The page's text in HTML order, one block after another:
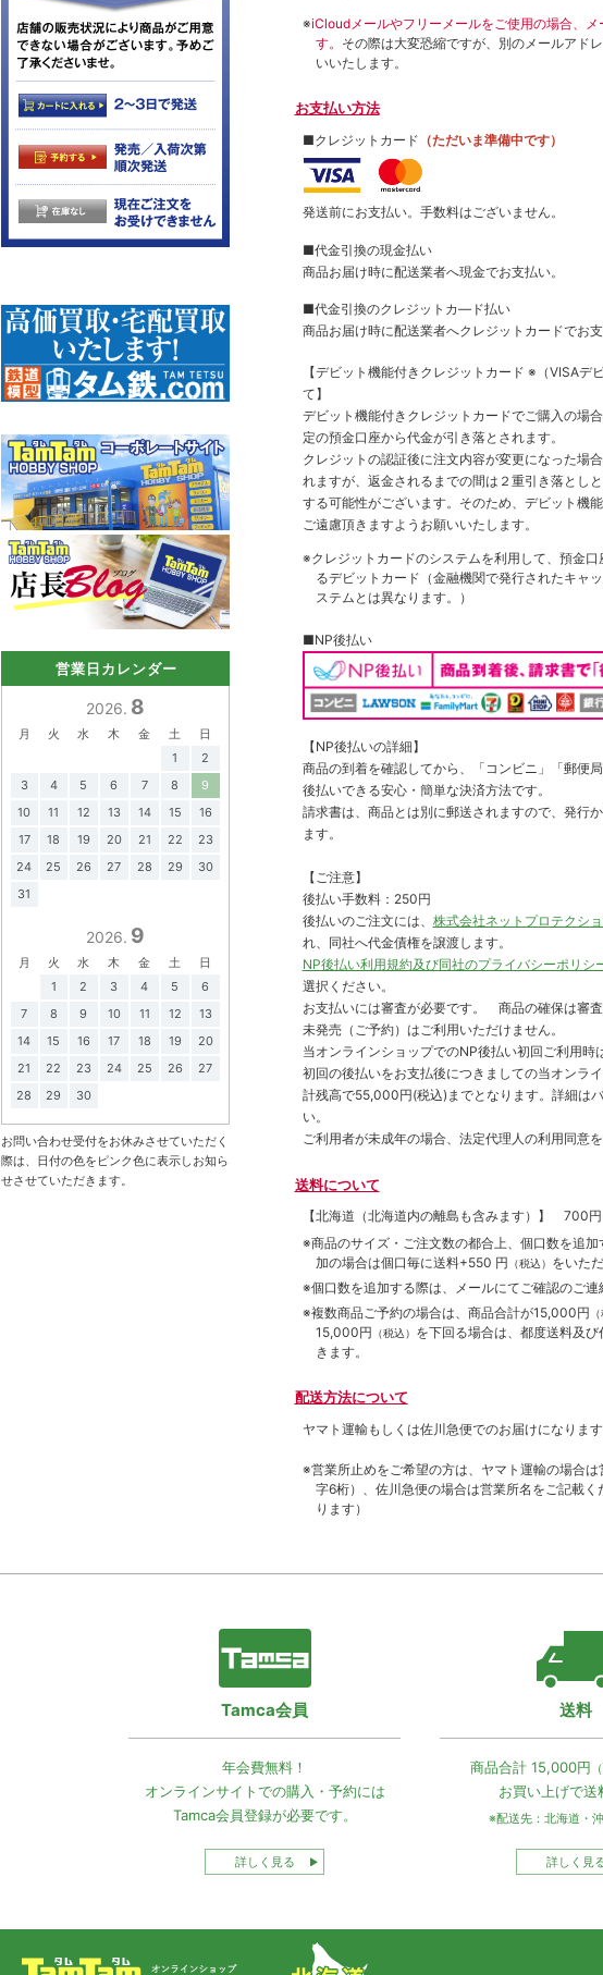
※iCloudメールやフリーメールをご使用の場合、メ
す。 その際は大変恐縮ですが、別のメールアド
いいたします。
お支払い方法
■クレジットカード （ただいま準備中です）
発送前にお支払い。手数料はございません。
■代金引換の現金払い
商品お届け時に配送業者へ現金でお支払い。
■代金引換のクレジットカ―ド払い
商品お届け時に配送業者へクレジットカードでお支
【デビット機能付きクレジットカード ※（VISAデ
て】
デビット機能付きクレジットカードでご購入の場
定の預金口座から代金が引き落とされます。
クレジットの認証後に注文内容が変更になった場
れますが、返金されるまでの間は２重引き落とし
する可能性がございます。そのため、デビット機
ご遠慮頂きますようお願いいたします。
※クレジットカードのシステムを利用して、預金
るデビットカード（金融機関で発行されたキャ
ステムとは異なります。）
■NP後払い
【NP後払いの詳細】
商品の到着を確認してから、「コンビニ」「郵便
後払いできる安心・簡単な決済方法です。
請求書は、商品とは別に郵送されますので、発行
ます。
【ご注意】
後払い手数料：250円
後払いのご注文には、 株式会社ネットプロテクシ
れ、同社へ代金債権を譲渡します。
NP後払い利用規約及び同社のプライバシーポリシ
選択ください。
お支払いには審査が必要です。 商品の確保は審査
未発売（ご予約）はご利用いただけません。
当オンラインショップでのNP後払い初回ご利用時
初回の後払いをお支払後につきましての当オンラ
計残高で55,000円(税込)までとなります。詳細は
い。
ご利用者が未成年の場合、法定代理人の利用同意
送料について
【北海道（北海道内の離島も含みます）】 700円
※商品のサイズ・ご注文数の都合上、個口数を追
加の場合は個口毎に送料+550 円 （税込） をいた
※個口数を追加する際は、メールにてご確認のご連
※複数商品ご予約の場合は、商品合計が15,000円
15,000円 （税込） を下回る場合は、都度送料及
きます。
配送方法について
ヤマト運輸もしくは佐川急便でのお届けになります
※営業所止めをご希望の方は、ヤマト運輸の場合
字6桁）、佐川急便の場合は営業所名をご記載
ります）
営業日カレンダー
2026. 8
月 火 水 木 金 土
日
1
2
3
4 5 6 7 8
9
10
11 12 13 14 15
16
17
18 19 20 21 22
23
24
25 26 27 28 29
30
31
2026. 9
月 火 水 木 金 土
日
1
2 3 4 5
6
7
8 9 10 11 12
13
14
15 16 17 18 19
20
21
22 23 24 25 26
27
28
29 30
お問い合わせ受付をお休みさせていただく
際は、日付の色をピンク色に表示しお知ら
せさせていただきます。
Tamca会員
年会費無料！
オンラインサイトでの購入・予約には
Tamca会員登録が必要です。
詳しく見る
送料
商品合計 15,000円
お買い上げで送
※配送先：北海道・沖
詳しく見